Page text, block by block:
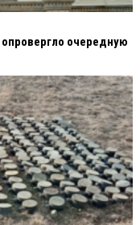
опровергло очередную